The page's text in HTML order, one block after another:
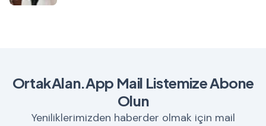
OrtakAlan.App Mail Listemize Abone
Olun
Yeniliklerimizden haberder olmak için mail